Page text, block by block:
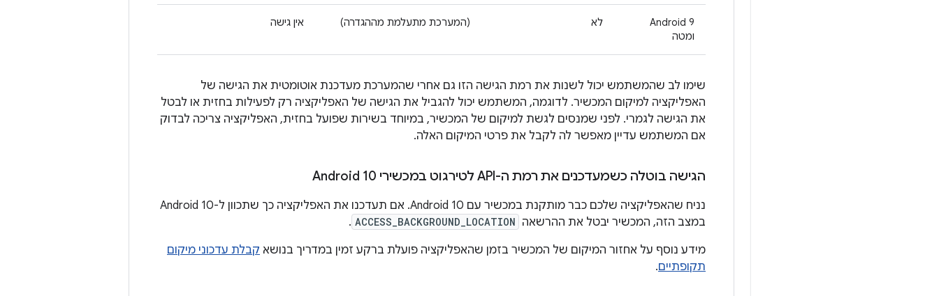
‫Android 9
ומטה
לא (המערכת מתעלמת מההגדרה) אין גישה
שימו לב שהמשתמש יכול לשנות את רמת הגישה הזו גם אחרי שהמערכת מעדכנת אוטומטית את הגישה של
האפליקציה למיקום המכשיר. לדוגמה, המשתמש יכול להגביל את הגישה של האפליקציה רק לפעילות בחזית או לבטל
את הגישה לגמרי. לפני שמנסים לגשת למיקום של המכשיר, במיוחד בשירות שפועל בחזית, האפליקציה צריכה לבדוק
אם המשתמש עדיין מאפשר לה לקבל את פרטי המיקום האלה.
הגישה בוטלה כשמעדכנים את רמת ה-API לטירגוט במכשירי Android 10
נניח שהאפליקציה שלכם כבר מותקנת במכשיר עם Android 10. אם תעדכנו את האפליקציה כך שתכוון ל-Android 10
במצב הזה, המכשיר יבטל את ההרשאה ACCESS_BACKGROUND_LOCATION
.
מידע נוסף על אחזור המיקום של המכשיר בזמן שהאפליקציה פועלת ברקע זמין במדריך בנושא קבלת עדכוני מיקום
תקופתיים.